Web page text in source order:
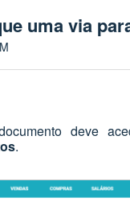
uma via
deve
.